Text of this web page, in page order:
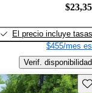
El precio incluye tasas
$455/mes
Verif. disponibilidad